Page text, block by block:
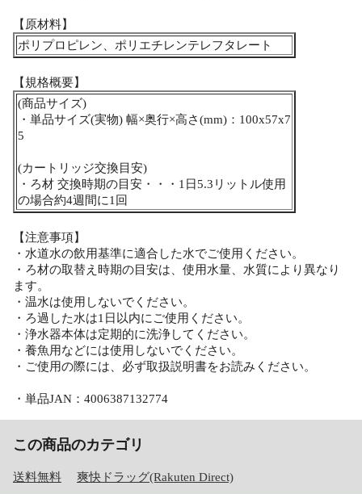
【原材料】
ポリプロピレン、ポリエチレンテレフタレート
【規格概要】
(商品サイズ)
・単品サイズ(実物) 幅×奥行×高さ(mm)：100x57x7
5
(カートリッジ交換目安)
・ろ材 交換時期の目安・・・1日5.3リットル使用
の場合約4週間に1回
【注意事項】
・水道水の飲用基準に適合した水でご使用ください。
・ろ材の取替え時期の目安は、使用水量、水質により異なり
ます。
・温水は使用しないでください。
・ろ過した水は1日以内にご使用ください。
・浄水器本体は定期的に洗浄してください。
・養魚用などには使用しないでください。
・ご使用の際には、必ず取扱説明書をお読みください。
・単品JAN：4006387132774
この商品のカテゴリ
送料無料 爽快ドラッグ(Rakuten Direct)